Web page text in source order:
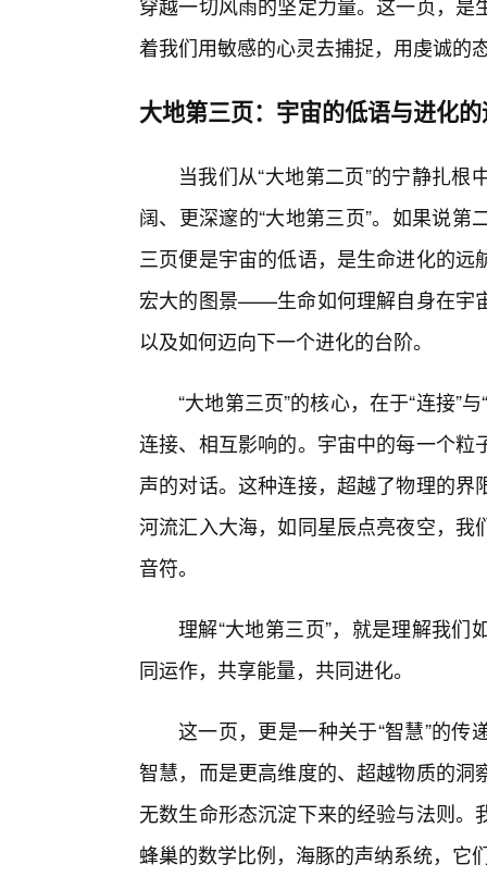
着我们用敏感的心灵去捕捉，用虔诚的
大地第三页：宇宙的低语与进化
当我们从“大地第二页”的宁静扎
阔、更深邃的“大地第三页”。如果说
三页便是宇宙的低语，是生命进化的
宏大的图景——生命如何理解自身在宇
以及如何迈向下一个进化的台阶。
“大地第三页”的核心，在于“连接”
连接、相互影响的。宇宙中的每一个
声的对话。这种连接，超越了物理的
河流汇入大海，如同星辰点亮夜空，
音符。
理解“大地第三页”，就是理解我
同运作，共享能量，共同进化。
这一页，更是一种关于“智慧”的
智慧，而是更高维度的、超越物质的
无数生命形态沉淀下来的经验与法则
蜂巢的数学比例，海豚的声纳系统，它